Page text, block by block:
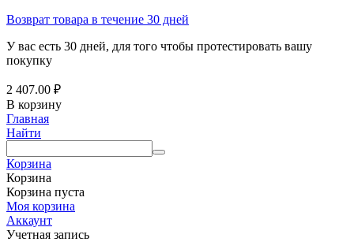
Возврат товара в течение 30 дней
У вас есть 30 дней, для того чтобы протестировать вашу
покупку
2 407.00 ₽
В корзину
Главная
Найти
Корзина
Корзина
Корзина пуста
Моя корзина
Аккаунт
Учетная запись